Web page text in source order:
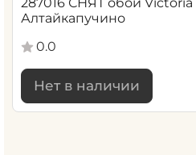
Алтайкапучино
0.0
Нет в наличии